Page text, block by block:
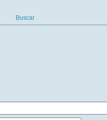
Buscar